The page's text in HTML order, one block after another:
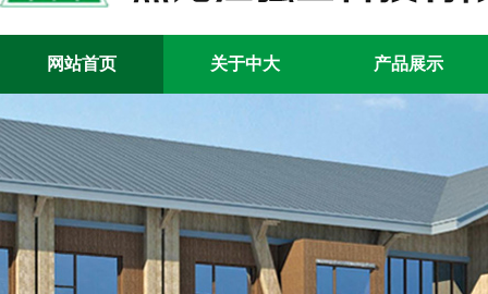
网站首页 关于中大 产品展示